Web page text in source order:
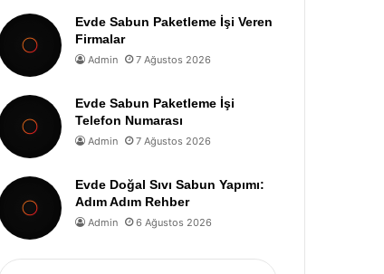
Evde Sabun Paketleme İşi Veren
Firmalar
Admin 7 Ağustos 2026
Evde Sabun Paketleme İşi
Telefon Numarası
Admin 7 Ağustos 2026
Evde Doğal Sıvı Sabun Yapımı:
Adım Adım Rehber
Admin 6 Ağustos 2026